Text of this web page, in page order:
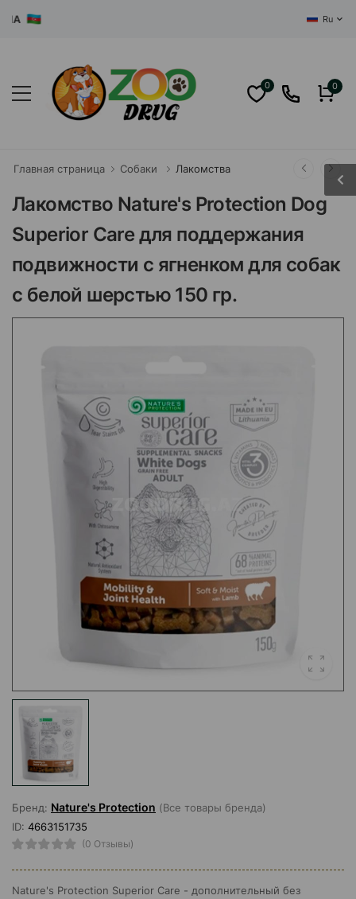
Ru
0 0
Главная страница Собаки Лакомства
Лакомство Nature's Protection Dog
Superior Care для поддержания
подвижности с ягненком для собак
с белой шерстью 150 гр.
Бренд: Nature's Protection (Все товары бренда)
ID: 4663151735
(0 Отзывы)
Nature's Protection Superior Care - дополнительный без